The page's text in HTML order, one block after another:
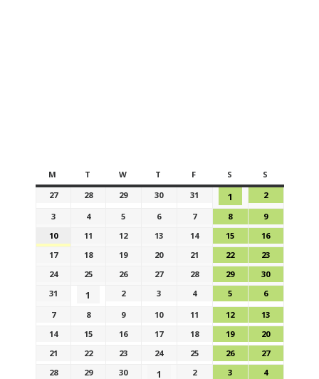
M T W T F S
S
27
28 29 30 31 1
2
3
4 5 6 7 8
9
10
11 12 13 14 15
16
17
18 19 20 21 22
23
24
25 26 27 28 29
30
31
1 2 3 4 5
6
7
8 9 10 11 12
13
14
15 16 17 18 19
20
21
22 23 24 25 26
27
28
29 30 1 2 3 4